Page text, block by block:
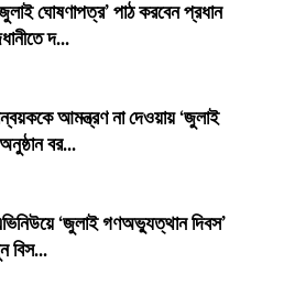
ঘোষণাপত্র’ পাঠ করবেন প্রধান
দ...
আমন্ত্রণ না দেওয়ায় ‘জুলাই
বর...
‘জুলাই গণঅভ্যুত্থান দিবস’
বিস...